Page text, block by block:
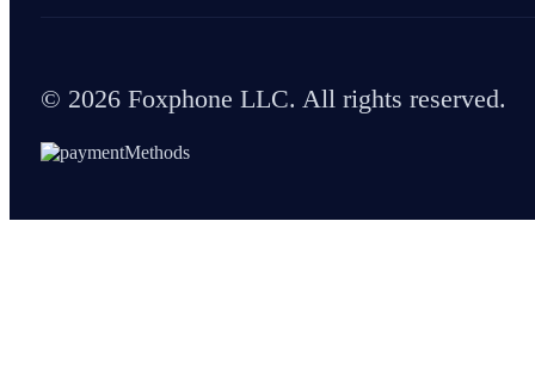
© 2026 Foxphone LLC. All rights reserved.